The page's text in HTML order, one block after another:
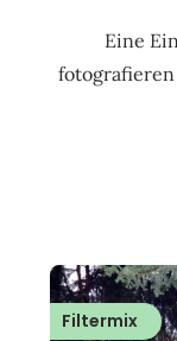
Eine
Filtermix